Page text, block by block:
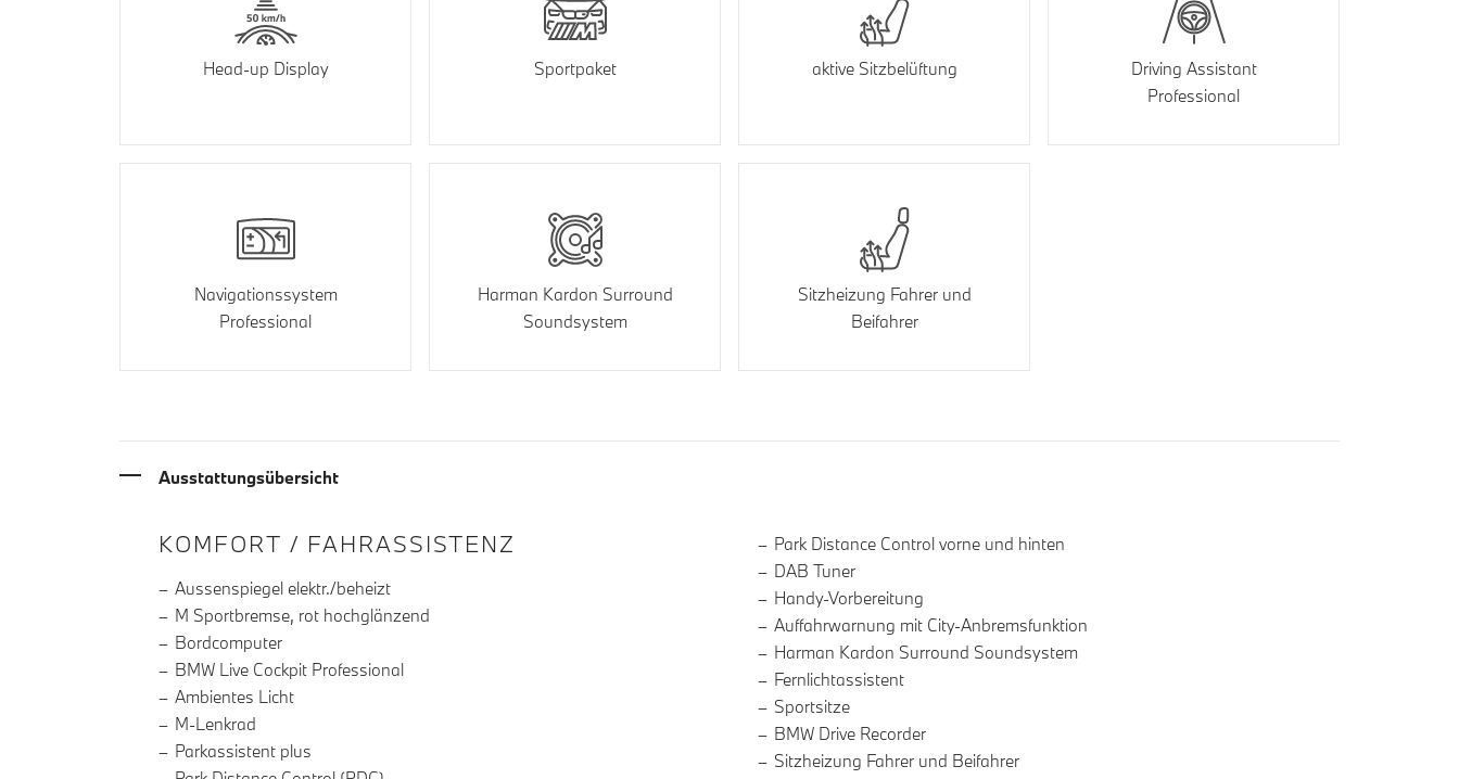
Head-up Display Sportpaket aktive Sitzbelüftung
Driving Assistant
Professional
Navigationssystem
Professional
Harman Kardon Surround
Soundsystem
Sitzheizung Fahrer und
Beifahrer
Ausstattungsübersicht
INFORMATIONEN ÜBER DIE AUSSTATTUNG
KOMFORT / FAHRASSISTENZ
Aussenspiegel elektr./beheizt
M Sportbremse, rot hochglänzend
Bordcomputer
BMW Live Cockpit Professional
Ambientes Licht
M-Lenkrad
Parkassistent plus
Park Distance Control vorne und hinten
DAB Tuner
Handy-Vorbereitung
Auffahrwarnung mit City-Anbremsfunktion
Harman Kardon Surround Soundsystem
Fernlichtassistent
Sportsitze
BMW Drive Recorder
Sitzheizung Fahrer und Beifahrer